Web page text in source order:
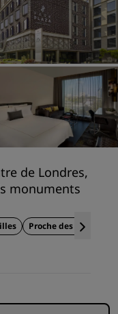
de Londres,
monuments
Proche des